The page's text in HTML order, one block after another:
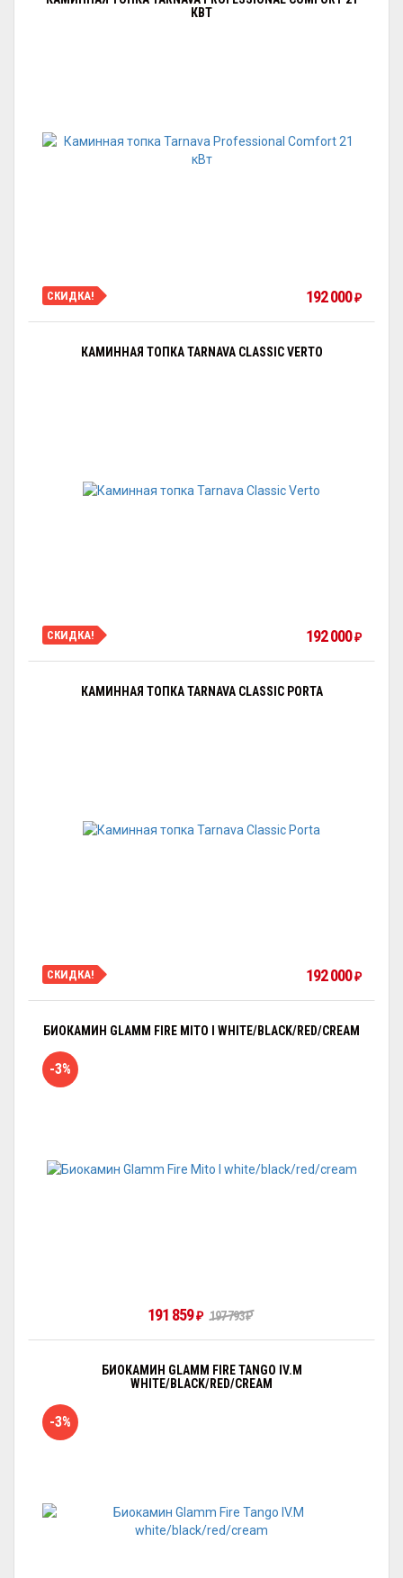
КВТ
СКИДКА! 192 000₽
КАМИННАЯ ТОПКА TARNAVA CLASSIC VERTO
СКИДКА! 192 000₽
КАМИННАЯ ТОПКА TARNAVA CLASSIC PORTA
СКИДКА! 192 000₽
БИОКАМИН GLAMM FIRE MITO I WHITE/BLACK/RED/CREAM
-3%
191 859₽ 197 793₽
БИОКАМИН GLAMM FIRE TANGO IV.M
WHITE/BLACK/RED/CREAM
-3%